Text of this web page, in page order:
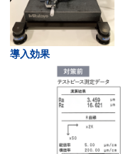
導入効果